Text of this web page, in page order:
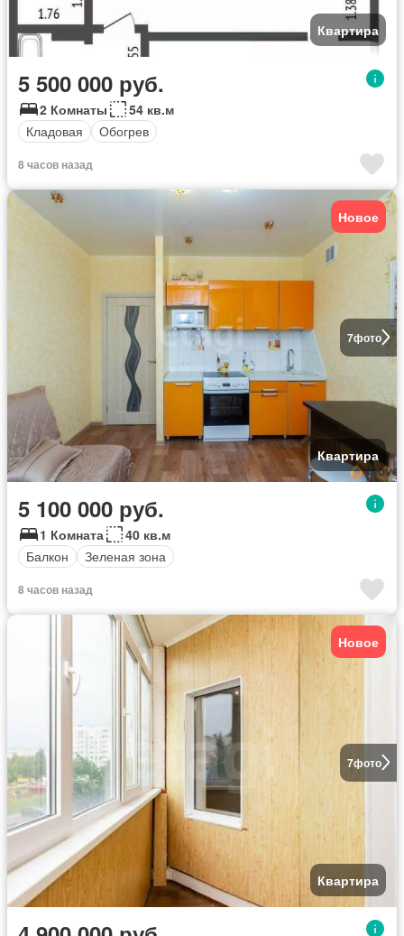
Квартира
5 500 000 руб.
2 Комнаты
54 кв.м
Кладовая
Обогрев
8 часов назад
7фото
Новое
Квартира
5 100 000 руб.
1 Комната
40 кв.м
Балкон
Зеленая зона
8 часов назад
7фото
Новое
Квартира